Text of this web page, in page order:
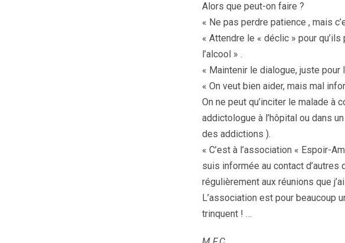
Alors que peut-on faire ?
« Ne pas perdre patience , mais
« Attendre le « déclic » pour
l’alcool » .
« Maintenir le dialogue, juste
« On veut bien aider, mais mal
On ne peut qu’inciter le malade à
addictologue à l’hôpital ou dans
des addictions ).
« C’est à l’association « Espoir-
suis informée au contact
régulièrement aux réunions que
L’association est pour beaucoup
trinquent ! …